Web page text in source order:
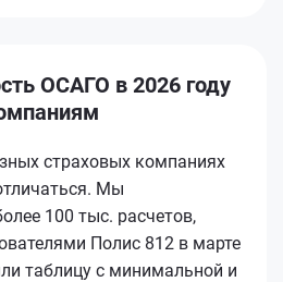
ОСАГО в 2026 году
страховых компаниях
Мы
100 тыс. расчетов,
Полис 812 в марте
таблицу с минимальной и